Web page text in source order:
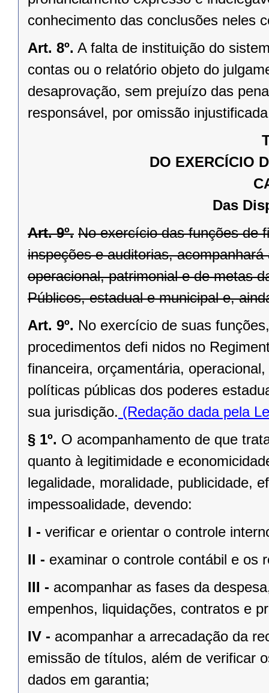
conhecimento das conclusões neles
Art. 8º. A falta de instituição do
contas ou o relatório objeto do
desaprovação, sem prejuízo das
responsável, por omissão
DO EXERCÍCIO
Das
Art. 9º. No exercício das funções de
inspeções e auditorias,
operacional, patrimonial e de metas
Públicos, estadual e municipal e,
Art. 9º. No exercício de suas
procedimentos defi nidos no
financeira, orçamentária,
políticas públicas dos poderes
sua jurisdição. (Redação dada pela
§ 1º. O acompanhamento de que
quanto à legitimidade e
legalidade, moralidade, publicidade,
impessoalidade, devendo:
I - verificar e orientar o controle
II - examinar o controle contábil e os
III - acompanhar as fases da
empenhos, liquidações, contratos e
IV - acompanhar a arrecadação da
emissão de títulos, além de verificar
dados em garantia;